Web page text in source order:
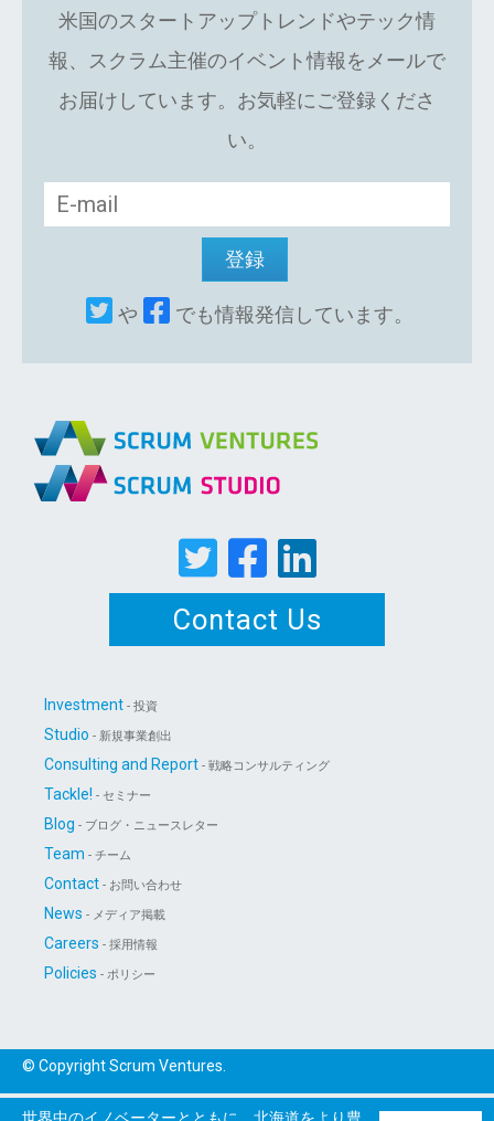
米国のスタートアップトレンドやテック情
報、スクラム主催のイベント情報をメールで
お届けしています。お気軽にご登録くださ
い。
や でも情報発信しています。
Contact Us
Investment - 投資
Studio - 新規事業創出
Consulting and Report - 戦略コンサルティング
Tackle! - セミナー
Blog - ブログ・ニュースレター
Team - チーム
Contact - お問い合わせ
News - メディア掲載
Careers - 採用情報
Policies - ポリシー
© Copyright Scrum Ventures.